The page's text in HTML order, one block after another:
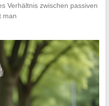
Verhältnis zwischen passiven
man